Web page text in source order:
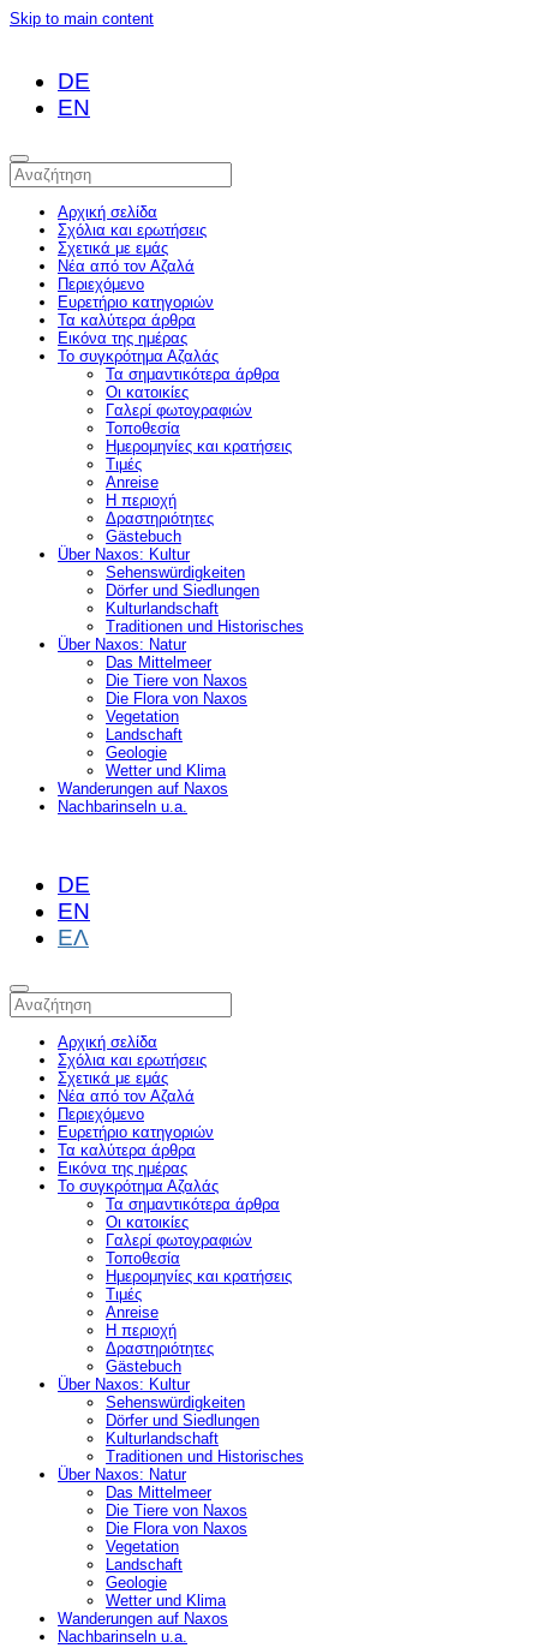
Skip to main content
DE
EN
Αρχική σελίδα
Σχόλια και ερωτήσεις
Σχετικά με εμάς
Νέα από τον Αζαλά
Περιεχόμενο
Ευρετήριο κατηγοριών
Τα καλύτερα άρθρα
Εικόνα της ημέρας
Το συγκρότημα Αζαλάς
Τα σημαντικότερα άρθρα
Οι κατοικίες
Γαλερί φωτογραφιών
Τοποθεσία
Ημερομηνίες και κρατήσεις
Τιμές
Anreise
Η περιοχή
Δραστηριότητες
Gästebuch
Über Naxos: Kultur
Sehenswürdigkeiten
Dörfer und Siedlungen
Kulturlandschaft
Traditionen und Historisches
Über Naxos: Natur
Das Mittelmeer
Die Tiere von Naxos
Die Flora von Naxos
Vegetation
Landschaft
Geologie
Wetter und Klima
Wanderungen auf Naxos
Nachbarinseln u.a.
DE
EN
ΕΛ
Αρχική σελίδα
Σχόλια και ερωτήσεις
Σχετικά με εμάς
Νέα από τον Αζαλά
Περιεχόμενο
Ευρετήριο κατηγοριών
Τα καλύτερα άρθρα
Εικόνα της ημέρας
Το συγκρότημα Αζαλάς
Τα σημαντικότερα άρθρα
Οι κατοικίες
Γαλερί φωτογραφιών
Τοποθεσία
Ημερομηνίες και κρατήσεις
Τιμές
Anreise
Η περιοχή
Δραστηριότητες
Gästebuch
Über Naxos: Kultur
Sehenswürdigkeiten
Dörfer und Siedlungen
Kulturlandschaft
Traditionen und Historisches
Über Naxos: Natur
Das Mittelmeer
Die Tiere von Naxos
Die Flora von Naxos
Vegetation
Landschaft
Geologie
Wetter und Klima
Wanderungen auf Naxos
Nachbarinseln u.a.